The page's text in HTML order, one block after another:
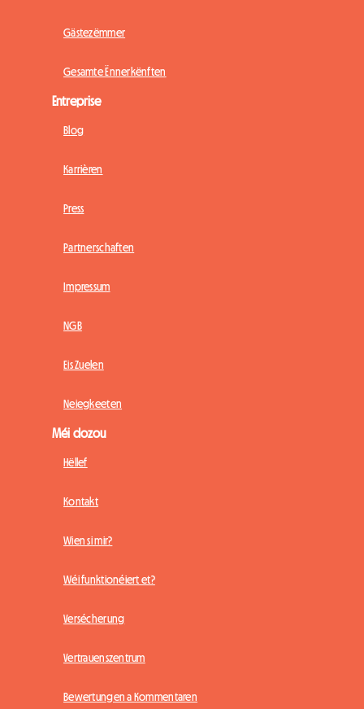
Gästezëmmer
Gesamte Ënnerkënften
Entreprise
Blog
Karrièren
Press
Partnerschaften
Impressum
NGB
Eis Zuelen
Neiegkeeten
Méi dozou
Hëllef
Kontakt
Wien si mir?
Wéi funktionéiert et?
Versécherung
Vertrauenszentrum
Bewertungen a Kommentaren